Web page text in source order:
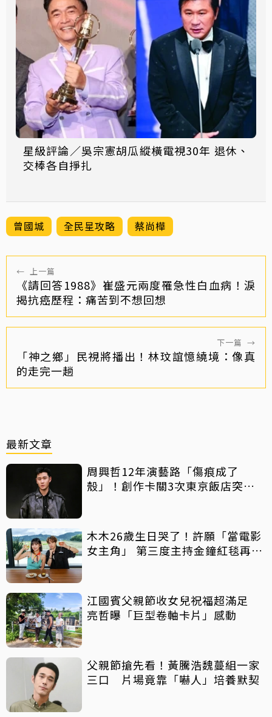
星級評論／吳宗憲胡瓜縱橫電視30年 退休、
交棒各自掙扎
曾國城 全民星攻略 蔡尚樺
← 上一篇
《請回答1988》崔盛元兩度罹急性白血病！淚
揭抗癌歷程：痛苦到不想回想
下一篇 →
「神之鄉」民視將播出！林玟誼憶繞境：像真
的走完一趟
最新文章
周興哲12年演藝路「傷痕成了
殼」！創作卡關3次東京飯店突找
木木26歲生日哭了！許願「當電影
女主角」 第三度主持金鐘紅毯再喊
江國賓父親節收女兒祝福超滿足
亮哲曝「巨型卷軸卡片」感動
父親節搶先看！黃騰浩魏蔓組一家
三口 片場竟靠「嚇人」培養默契